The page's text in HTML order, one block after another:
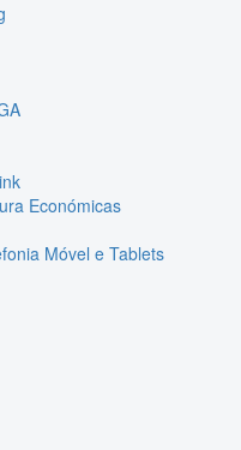
Económicas
Móvel e Tablets